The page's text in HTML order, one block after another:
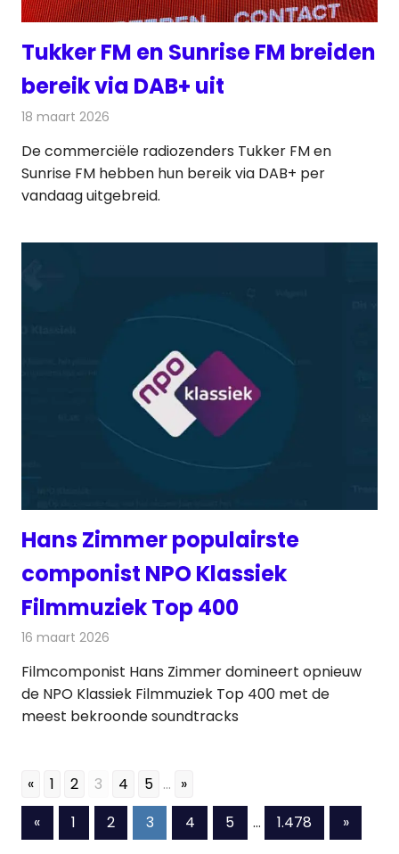
Tukker FM en Sunrise FM breiden
bereik via DAB+ uit
18 maart 2026
De commerciële radiozenders Tukker FM en
Sunrise FM hebben hun bereik via DAB+ per
vandaag uitgebreid.
Hans Zimmer populairste
componist NPO Klassiek
Filmmuziek Top 400
16 maart 2026
Filmcomponist Hans Zimmer domineert opnieuw
de NPO Klassiek Filmmuziek Top 400 met de
meest bekroonde soundtracks
« 1 2 3 4 5 ... »
Berichten
«Vorige
berichten
1 2 3 4 5 … 1.478 »